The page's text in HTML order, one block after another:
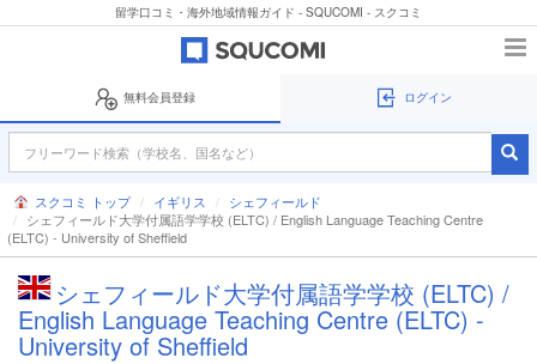
留学口コミ・海外地域情報ガイド - SQUCOMI - スクコミ
無料会員登録 ログイン
スクコミ トップ イギリス
シェフィールド
シェフィールド大学付属語学学校 (ELTC) / English Language Teaching Centre
(ELTC) - University of Sheffield
シェフィールド大学付属語学学校 (ELTC) /
English Language Teaching Centre (ELTC) -
University of Sheffield